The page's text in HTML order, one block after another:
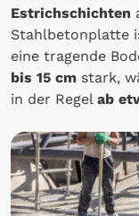
Estrichschichten
Stahlbetonplatte
eine tragende
bis 15 cm stark,
in der Regel ab